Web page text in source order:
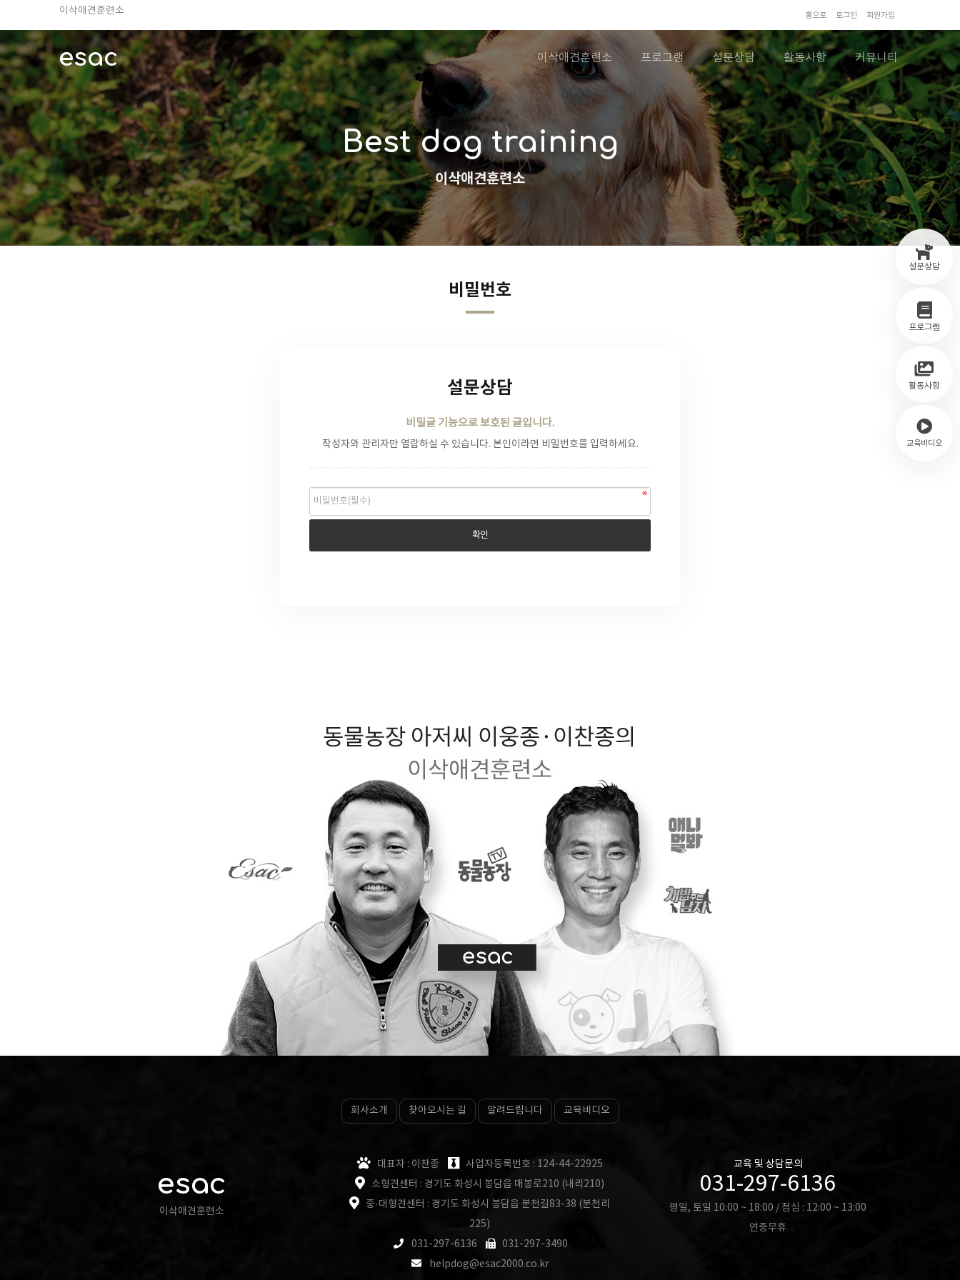
TV 동물농장 아저씨
안전하고 행복한 펫티켓 선도!
경기도 화성시 봉담읍 위치
이찬종, 이웅종 소장 소개
홈으로 로그인 회원가입
esac 이삭애견훈련소 프로그램 설문상담 활동사항 커뮤니티
설문상담
프로그램
활동사항
교육비디오
Best dog training
이삭애견훈련소
비밀번호
설문상담
비밀글 기능으로 보호된 글입니다.
작성자와 관리자만 열람하실 수 있습니다. 본인이라면 비밀번호를 입력하세요.
회사소개 찾아오시는 길 알려드립니다 교육비디오
esac
이삭애견훈련소
대표자 : 이찬종
사업자등록번호 : 124-44-22925
소형견센터 : 경기도 화성시 봉담읍 매봉로210 (내리210)
중·대형견센터 : 경기도 화성시 봉담읍 분천길83-38 (분천리
225)
031-297-6136
031-297-3490
helpdog@esac2000.co.kr
교육 및 상담문의
031-297-6136
평일, 토일 10:00 ~ 18:00 / 점심 : 12:00 ~ 13:00
연중무휴